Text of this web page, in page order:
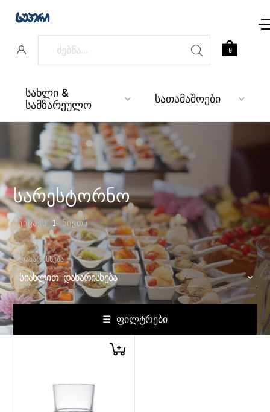
სახლი &
სამზარეულო სათამაშოები
0
სარესტორნო
ᲨᲔᲘᲪᲐᲕᲡ 1ᲜᲘᲕᲗᲡ
ᲓᲐᲮᲐᲠᲘᲡᲮᲔᲑᲐ
ᲡᲘᲐᲮᲚᲘᲗ ᲓᲐᲮᲐᲠᲘᲡᲮᲔᲑᲐ
☰ ᲤᲘᲚᲢᲠᲔᲑᲘ